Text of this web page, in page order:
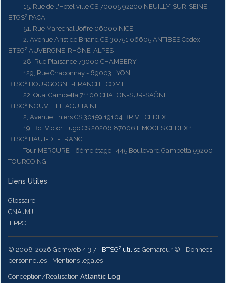
15, Rue de l'Hôtel ville CS 70005 92200 NEUILLY-SUR-SEINE
BTGS² PACA
51, Rue Maréchal Joffre 06000 NICE
2, Avenue Aristide Briand CS 30751 06605 ANTIBES Cedex
BTSG² AUVERGNE-RHÔNE-ALPES
28, Rue Plaisance 73000 CHAMBERY
129, Rue Chaponnay - 69003 LYON
BTSG² BOURGOGNE-FRANCHE COMTE
22, Quai Gambetta 71100 CHALON-SUR-SAÔNE
BTSG² NOUVELLE AQUITAINE
2, Avenue Thiers CS 30159 19104 BRIVE CEDEX
19, Bd. Victor Hugo CS 20206 87006 LIMOGES CEDEX 1
BTSG² HAUT-DE-FRANCE
Tour MERCURE - 6ème étage- 445 Boulevard Gambetta 59200
TOURCOING
Liens Utiles
Glossaire
CNAJMJ
IFPPC
© 2008-2026 Gemweb 4.3.7 - BTSG² utilise Gemarcur © - Données
personnelles - Mentions légales
Conception/Réalisation Atlantic Log